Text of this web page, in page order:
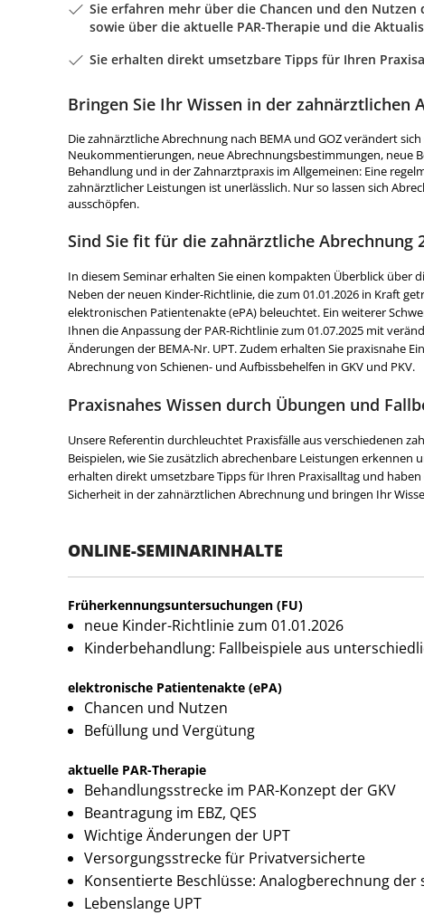
Sie erfahren mehr über die Chancen und den
sowie über die aktuelle PAR-Therapie und die
Sie erhalten direkt umsetzbare Tipps für Ihren
Bringen Sie Ihr Wissen in der zahnärztlichen
Die zahnärztliche Abrechnung nach BEMA und GOZ verändert
Neukommentierungen, neue Abrechnungsbestimmungen, neue
Behandlung und in der Zahnarztpraxis im Allgemeinen: Eine
zahnärztlicher Leistungen ist unerlässlich. Nur so lassen sich
ausschöpfen.
Sind Sie fit für die zahnärztliche Abrechnung
In diesem Seminar erhalten Sie einen kompakten Überblick
Neben der neuen Kinder-Richtlinie, die zum 01.01.2026 in Kraft
elektronischen Patientenakte (ePA) beleuchtet. Ein weiterer
Ihnen die Anpassung der PAR-Richtlinie zum 01.07.2025 mit
Änderungen der BEMA-Nr. UPT. Zudem erhalten Sie praxisnahe
Abrechnung von Schienen- und Aufbissbehelfen in GKV und PKV.
Praxisnahes Wissen durch Übungen und
Unsere Referentin durchleuchtet Praxisfälle aus verschiedenen
Beispielen, wie Sie zusätzlich abrechenbare Leistungen
erhalten direkt umsetzbare Tipps für Ihren Praxisalltag und
Sicherheit in der zahnärztlichen Abrechnung und bringen Ihr
ONLINE-SEMINARINHALTE
Früherkennungsuntersuchungen (FU)
neue Kinder-Richtlinie zum 01.01.2026
Kinderbehandlung: Fallbeispiele aus
elektronische Patientenakte (ePA)
Chancen und Nutzen
Befüllung und Vergütung
aktuelle PAR-Therapie
Behandlungsstrecke im PAR-Konzept der GKV
Beantragung im EBZ, QES
Wichtige Änderungen der UPT
Versorgungsstrecke für Privatversicherte
Konsentierte Beschlüsse: Analogberechnung der
Lebenslange UPT